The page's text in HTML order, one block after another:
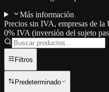
Más información
Precios sin IVA, empresas de la
0% IVA (inversión del sujeto
Filtros
Predeterminado